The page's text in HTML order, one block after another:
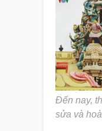
Đến nay,
sửa và